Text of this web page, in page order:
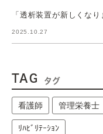
「透析装置が新しくな
2025.10.27
TAG タグ
看護師 管理栄養士
ﾘﾊﾋﾞﾘﾃｰｼｮﾝ